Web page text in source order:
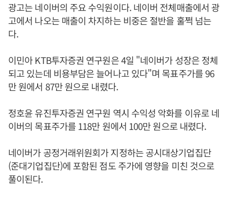
광고는 네이버의 주요 수익원이다. 네이버 전체매출에서 광
고에서 나오는 매출이 차지하는 비중은 절반을 훌쩍 넘는
다.
이민아 KTB투자증권 연구원은 4일 "네이버가 성장은 정체
되고 있는데 비용부담은 늘어나고 있다"며 목표주가를 96
만 원에서 87만 원으로 내렸다.
정호윤 유진투자증권 연구원 역시 수익성 악화를 이유로 네
이버의 목표주가를 118만 원에서 100만 원으로 내렸다.
네이버가 공정거래위원회가 지정하는 공시대상기업집단
(준대기업집단)에 포함된 점도 주가에 영향을 미친 것으로
풀이된다.